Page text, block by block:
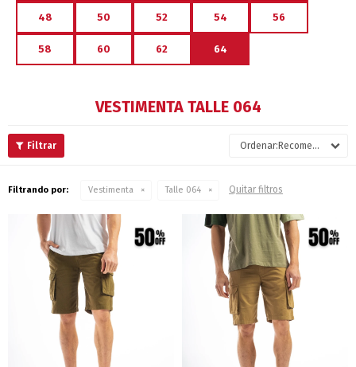
48 50 52 54 56
58 60 62 64
VESTIMENTA TALLE 064
Recomendados
Filtrando por: Vestimenta Talle 064 Quitar filtros